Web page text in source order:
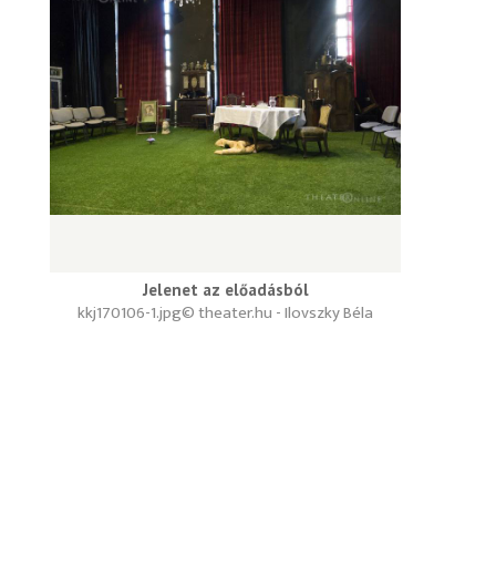
Jelenet az előadásból
© theater.hu - Ilovszky Béla
kkj170106-1.jpg